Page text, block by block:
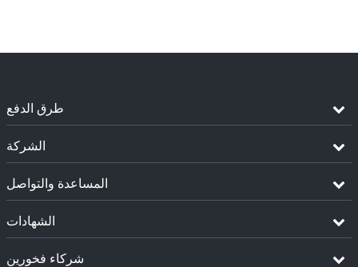
طرق الدفع
الشركة
المساعدة والتواصل
الشهادات
شركاء فخورين